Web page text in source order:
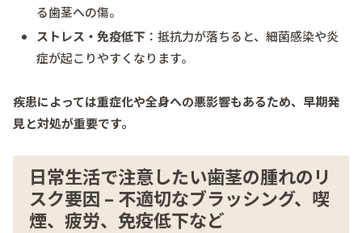
る歯茎への傷。
ストレス・免疫低下 ：抵抗力が落ちると、細菌感染や炎
症が起こりやすくなります。
疾患によっては重症化や全身への悪影響もあるため、早期発
見と対処が重要です。
日常生活で注意したい歯茎の腫れのリ
スク要因 – 不適切なブラッシング、喫
煙、疲労、免疫低下など